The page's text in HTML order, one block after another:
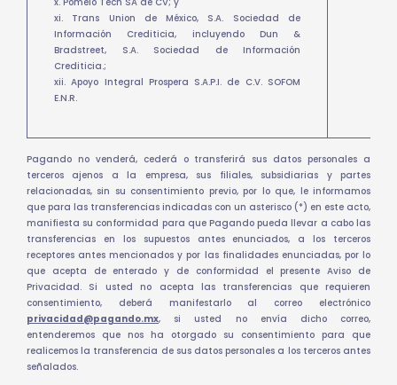
xi. Trans Union de México, S.A. Sociedad de
Información Crediticia, incluyendo Dun &
Bradstreet, S.A. Sociedad de Información
Crediticia.;
xii. Apoyo Integral Prospera S.A.P.I. de C.V. SOFOM
E.N.R.
Pagando no venderá, cederá o transferirá sus datos personales a
terceros ajenos a la empresa, sus filiales, subsidiarias y partes
relacionadas, sin su consentimiento previo, por lo que, le informamos
que para las transferencias indicadas con un asterisco (*) en este acto,
manifiesta su conformidad para que Pagando pueda llevar a cabo las
transferencias en los supuestos antes enunciados, a los terceros
receptores antes mencionados y por las finalidades enunciadas, por lo
que acepta de enterado y de conformidad el presente Aviso de
Privacidad. Si usted no acepta las transferencias que requieren
consentimiento, deberá manifestarlo al correo electrónico
privacidad@pagando.mx, si usted no envía dicho correo,
entenderemos que nos ha otorgado su consentimiento para que
realicemos la transferencia de sus datos personales a los terceros antes
señalados.